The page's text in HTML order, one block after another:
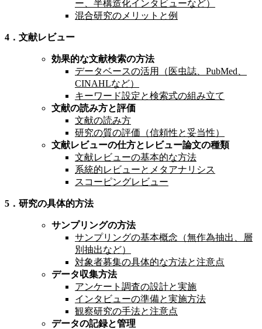
ー、半構造化インタビューなど）
混合研究のメリットと例
4．文献レビュー
効果的な文献検索の方法
データベースの活用（医虫誌、PubMed、
CINAHLなど）
キーワード設定と検索式の組み立て
文献の読み方と評価
文献の読み方
研究の質の評価（信頼性と妥当性）
文献レビューの仕方とレビュー論文の種類
文献レビューの基本的な方法
系統的レビューとメタアナリシス
スコーピングレビュー
5．研究の具体的方法
サンプリングの方法
サンプリングの基本概念（無作為抽出、層
別抽出など）
対象者募集の具体的な方法と注意点
データ収集方法
アンケート調査の設計と実施
インタビューの準備と実施方法
観察研究の手法と注意点
データの記録と管理